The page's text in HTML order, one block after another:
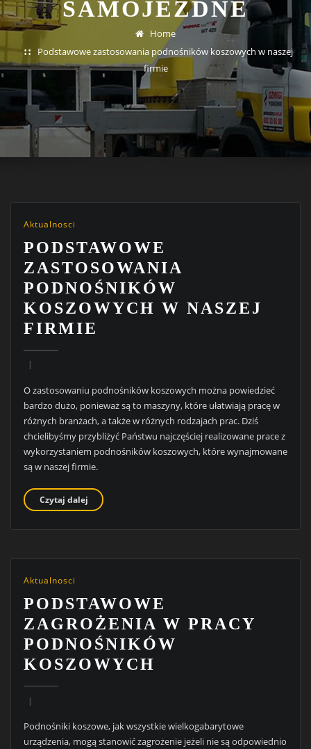
SAMOJEZDNE
Home
Podstawowe zastosowania podnośników koszowych w naszej
firmie
Aktualnosci
PODSTAWOWE
ZASTOSOWANIA
PODNOŚNIKÓW
KOSZOWYCH W NASZEJ
FIRMIE
O zastosowaniu podnośników koszowych można powiedzieć
bardzo dużo, ponieważ są to maszyny, które ułatwiają pracę w
różnych branżach, a także w różnych rodzajach prac. Dziś
chcielibyśmy przybliżyć Państwu najczęściej realizowane prace z
wykorzystaniem podnośników koszowych, które wynajmowane
są w naszej firmie.
Czytaj dalej
Aktualnosci
PODSTAWOWE
ZAGROŻENIA W PRACY
PODNOŚNIKÓW
KOSZOWYCH
Podnośniki koszowe, jak wszystkie wielkogabarytowe
urządzenia, mogą stanowić zagrożenie jeżeli nie są odpowiednio